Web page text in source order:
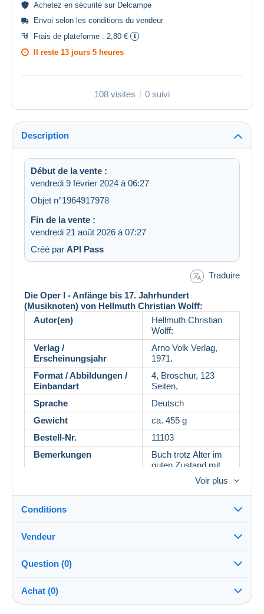
Achetez en sécurité sur Delcampe
Envoi selon les conditions du vendeur
Frais de plateforme : 2,80 €
Il reste 13 jours 5 heures
108 visites 0 suivi
Description
Début de la vente :
vendredi 9 février 2024 à 06:27
Objet n°1964917978
Fin de la vente :
vendredi 21 août 2026 à 07:27
Créé par API Pass
Traduire
Die Oper I - Anfänge bis 17. Jahrhundert
(Musiknoten) von Hellmuth Christian Wolff:
Autor(en)
Hellmuth Christian
Wolff:
Verlag /
Erscheinungsjahr
Arno Volk Verlag,
1971.
Format / Abbildungen /
Einbandart
4, Broschur, 123
Seiten,
Sprache
Deutsch
Gewicht
ca. 455 g
Bestell-Nr.
11103
Bemerkungen
Buch trotz Alter im
guten Zustand mit
nur wenigen
Gebrauchsspuren,
Seiten, Einband und
Einträge/Unterstreic
Unser Preis EUR 25,00
Voir plus
Conditions
Destination :
Voir la liste des pays
Remise en main propre :
Oui
Vendeur
versandantiquariat-christian-back
100%
PRO
Question (0)
Achat (0)